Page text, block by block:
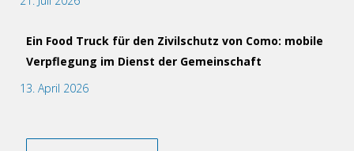
Ein Food Truck für den Zivilschutz von Como: mobile
Verpflegung im Dienst der Gemeinschaft
13. April 2026